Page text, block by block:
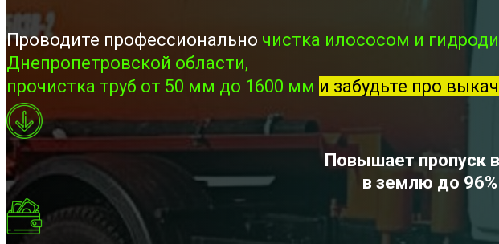
Проводите профессионально чистка илососом и
Днепропетровской области,
прочистка труб от 50 мм до 1600 мм и забудьте про
Повышает пропуск
в землю до 96%